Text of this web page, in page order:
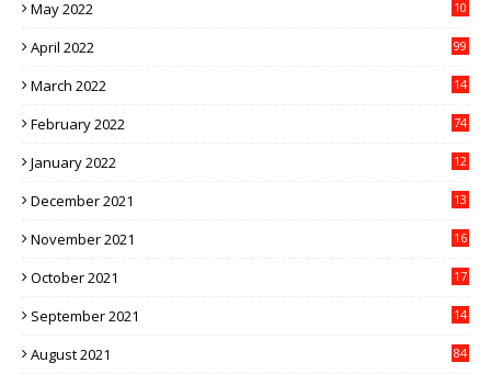
May 2022
10
April 2022 99
March 2022
14
February 2022 74
January 2022
12
December 2021
13
November 2021
16
October 2021
17
September 2021
14
August 2021 84